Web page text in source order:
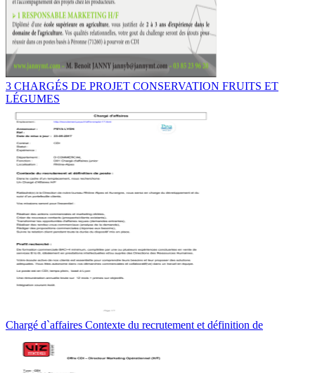
3 CHARGÉS DE PROJET CONSERVATION FRUITS ET
LÉGUMES
Chargé d`affaires Contexte du recrutement et définition de